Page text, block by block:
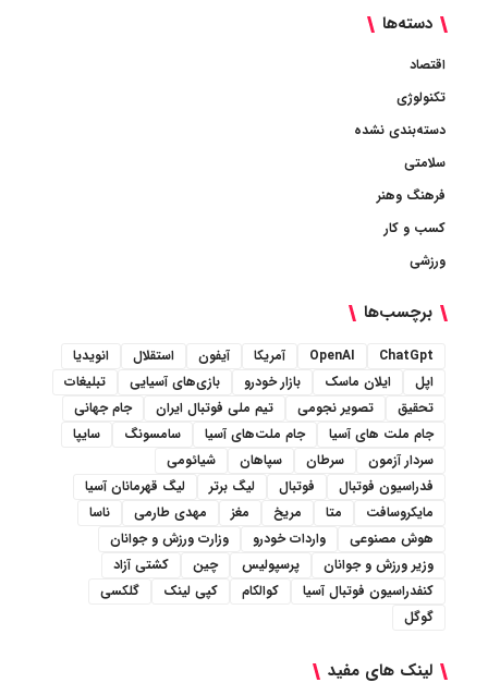
دسته‌ها
اقتصاد
تکنولوژی
دسته‌بندی نشده
سلامتی
فرهنگ وهنر
کسب و کار
ورزشی
برچسب‌ها
ChatGpt
OpenAI آمریکا آیفون استقلال
انویدیا
اپل
ایلان ماسک بازار خودرو بازی‌های آسیایی
تبلیغات
تحقیق
تصویر نجومی تیم ملی فوتبال ایران
جام جهانی
جام ملت های آسیا
جام ملت‌های آسیا سامسونگ
سایپا
سردار آزمون
سرطان سپاهان
شیائومی
فدراسیون فوتبال
فوتبال لیگ برتر
لیگ قهرمانان آسیا
مایکروسافت
متا مریخ مغز مهدی طارمی
ناسا
هوش مصنوعی
واردات خودرو
وزارت ورزش و جوانان
وزیر ورزش و جوانان
پرسپولیس چین
کشتی آزاد
کنفدراسیون فوتبال آسیا
کوالکام کپی لینک
گلکسی
گوگل
لینک های مفید